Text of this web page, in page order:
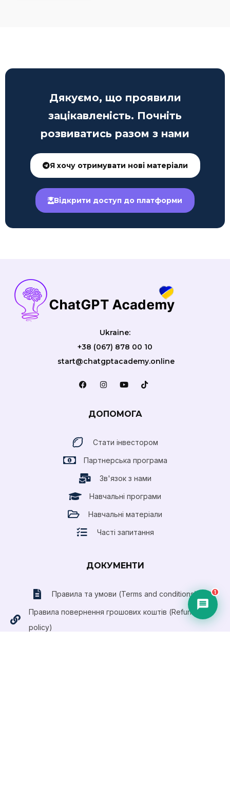
Дякуємо, що проявили
зацікавленість. Почніть
розвиватись разом з нами
Я хочу отримувати нові матеріали
Відкрити доступ до платформи
Ukraine:
+38 (067) 878 00 10
start@chatgptacademy.online
ДОПОМОГА
Стати інвестором
Партнерська програма
Зв'язок з нами
Навчальні програми
Навчальні матеріали
Часті запитання
ДОКУМЕНТИ
Правила та умови (Terms and conditions)
Правила повернення грошових коштів (Refund
policy)
1